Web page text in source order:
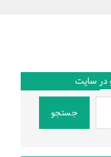
سایت
جستجو